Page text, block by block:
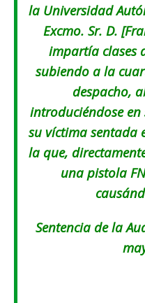
la Universidad
Excmo. Sr. D.
impartía clases
subiendo a la
despacho,
introduciéndose
su víctima sentada
la que,
una pistola
Sentencia de la